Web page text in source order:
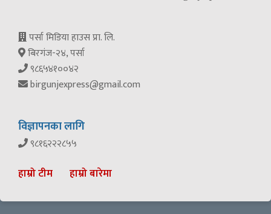
पर्सा मिडिया हाउस प्रा. लि.
बिरगंज-२४, पर्सा
९८६५४१००४२
birgunjexpress@gmail.com
विज्ञापनका लागि
९८१६२२२८५५
हाम्रो टीम हाम्रो बारेमा